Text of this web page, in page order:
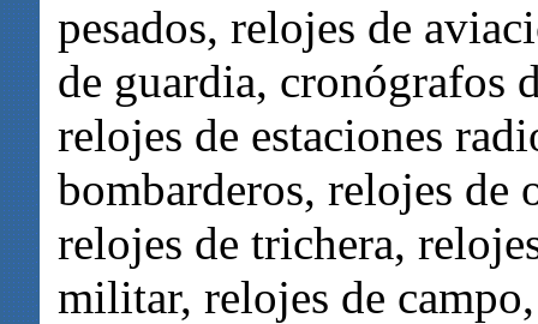
pesados, relojes de
de guardia, cronógrafos
relojes de estaciones
bombarderos, relojes
relojes de trichera,
militar, relojes de